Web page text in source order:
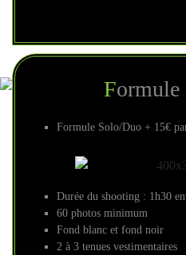
Formule Solo/Duo + 15€
Durée du shooting : 1h30
60 photos minimum
Fond blanc et fond noir
2 à 3 tenues vestimentaires